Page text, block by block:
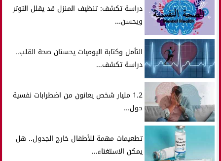
دراسة تكشف: تنظيف المنزل قد يقلل التوتر
ويحسن...
التأمل وكتابة اليوميات يحسنان صحة القلب..
دراسة تكشف...
1.2 مليار شخص يعانون من اضطرابات نفسية
حول...
تطعيمات مهمة للأطفال خارج الجدول.. هل
يمكن الاستغناء...